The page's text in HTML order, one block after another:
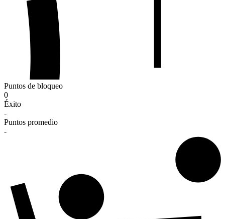
Puntos de bloqueo
0
Éxito
-
Puntos promedio
-